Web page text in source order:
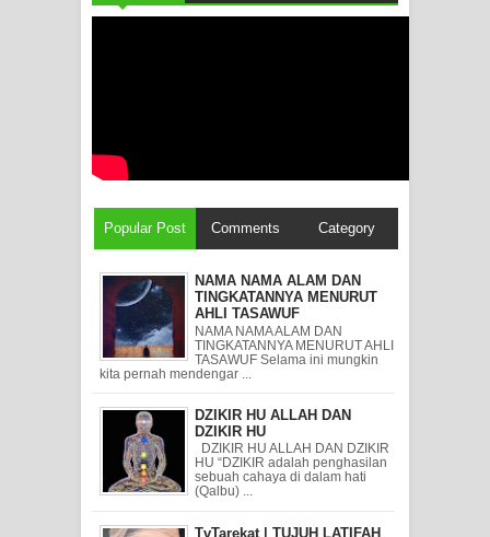
Popular Post Comments Category
NAMA NAMA ALAM DAN
TINGKATANNYA MENURUT
AHLI TASAWUF
NAMA NAMA ALAM DAN
TINGKATANNYA MENURUT AHLI
TASAWUF Selama ini mungkin
kita pernah mendengar ...
DZIKIR HU ALLAH DAN
DZIKIR HU
DZIKIR HU ALLAH DAN DZIKIR
HU “DZIKIR adalah penghasilan
sebuah cahaya di dalam hati
(Qalbu) ...
TvTarekat | TUJUH LATIFAH